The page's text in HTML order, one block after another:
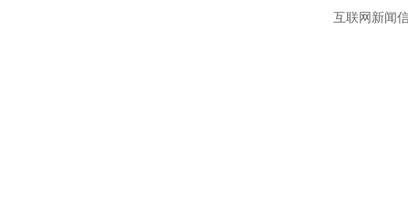
互联网新闻